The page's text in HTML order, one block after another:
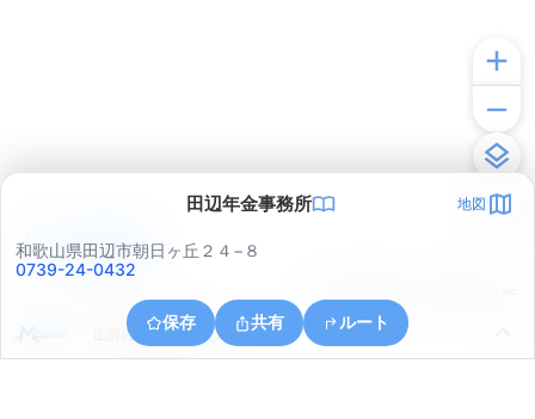
田辺年金事務所 地図
和歌山県田辺市朝日ヶ丘２４−８
0739-24-0432
保存 共有 ルート
住所の取得に失敗しました
アプリで見る